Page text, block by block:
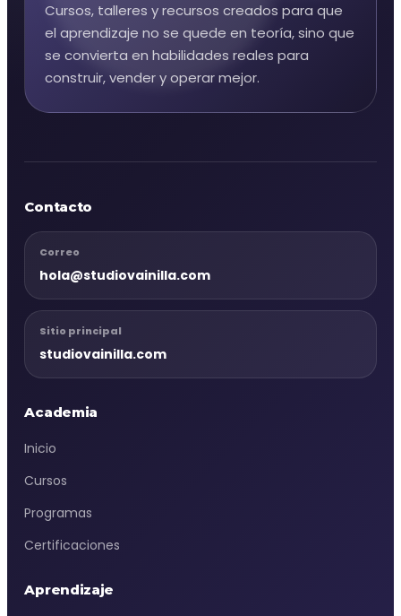
Cursos, talleres y recursos creados para que
el aprendizaje no se quede en teoría, sino que
se convierta en habilidades reales para
construir, vender y operar mejor.
Contacto
Correo
hola@studiovainilla.com
Sitio principal
studiovainilla.com
Academia
Inicio
Cursos
Programas
Certificaciones
Aprendizaje